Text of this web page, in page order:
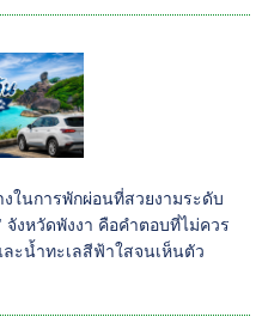
ในการพักผ่อนที่สวยงามระดับ
งหวัดพังงา คือคำตอบที่ไม่ควร
ะน้ำทะเลสีฟ้าใสจนเห็นตัว